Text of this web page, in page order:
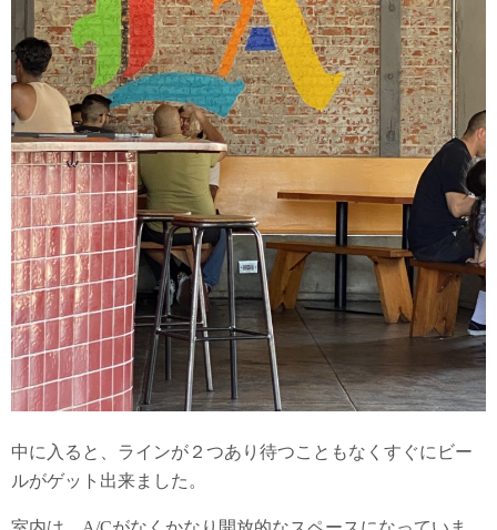
中に入ると、ラインが２つあり待つこともなくすぐにビー
ルがゲット出来ました。